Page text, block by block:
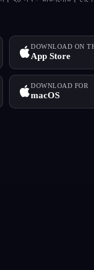
DOWNLOAD ON
App Store
DOWNLOAD FOR
macOS